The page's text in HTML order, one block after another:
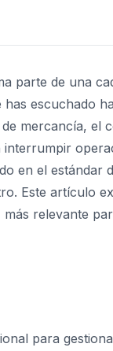
parte de una
has escuchado
mercancía, el
interrumpir
en el estándar
Este artículo
relevante
para